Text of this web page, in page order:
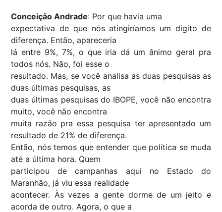
Conceição Andrade: Por que havia uma
expectativa de que nós atingiríamos um digito de
diferença. Então, apareceria
lá entre 9%, 7%, o que iria dá um ânimo geral pra
todos nós. Não, foi esse o
resultado. Mas, se você analisa as duas pesquisas as
duas últimas pesquisas, as
duas últimas pesquisas do IBOPE, você não encontra
muito, você não encontra
muita razão pra essa pesquisa ter apresentado um
resultado de 21% de diferença.
Então, nós temos que entender que política se muda
até a última hora. Quem
participou de campanhas aqui no Estado do
Maranhão, já viu essa realidade
acontecer. Às vezes a gente dorme de um jeito e
acorda de outro. Agora, o que a